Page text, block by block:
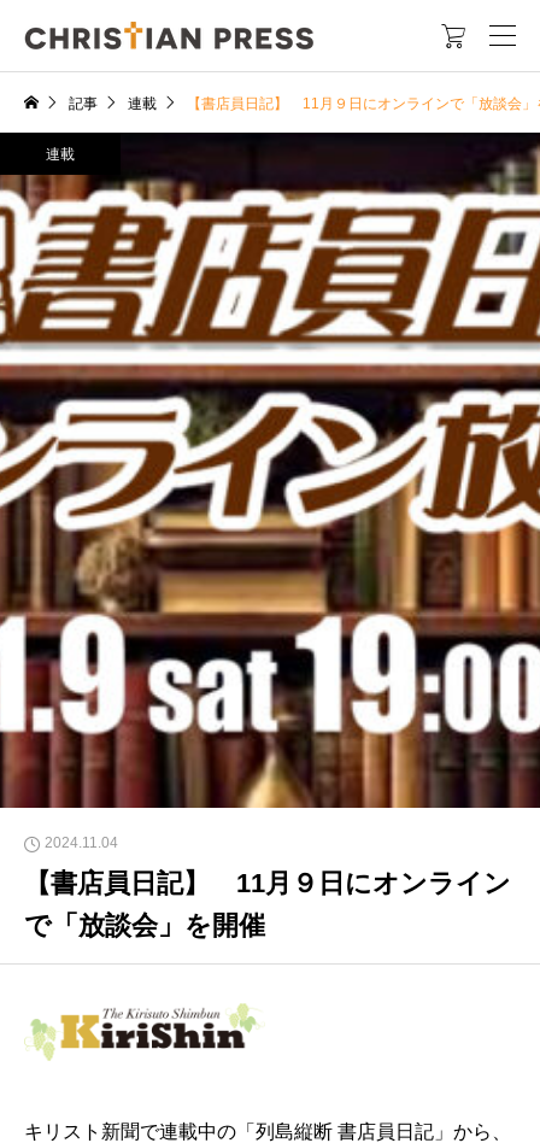

記事 連載 【書店員日記】 11月９日にオンラインで「放談会」
連載
2024.11.04
【書店員日記】 11月９日にオンライン
で「放談会」を開催
キリスト新聞で連載中の「列島縦断 書店員日記」から、